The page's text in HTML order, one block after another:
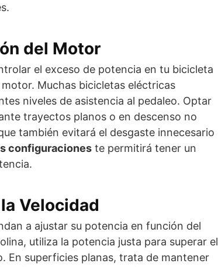
del Motor
el exceso de potencia en tu bicicleta
Muchas bicicletas eléctricas
niveles de asistencia al pedaleo. Optar
trayectos planos o en descenso no
también evitará el desgaste innecesario
configuraciones te permitirá tener un
Velocidad
a ajustar su potencia en función del
utiliza la potencia justa para superar el
En superficies planas, trata de mantener